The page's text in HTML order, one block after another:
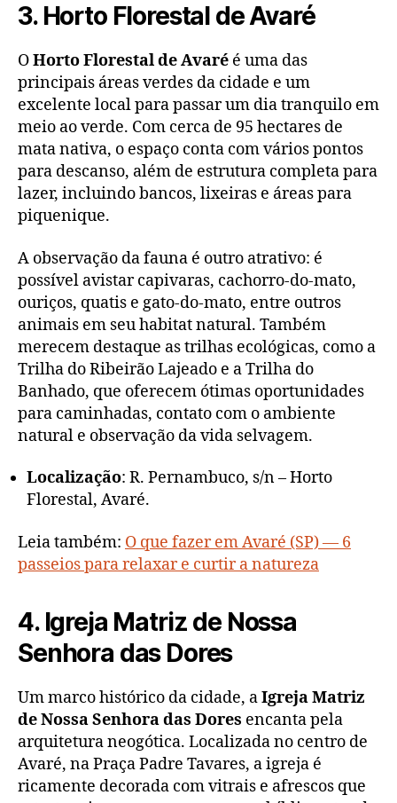
3. Horto Florestal de Avaré
OHorto Florestal de Avaré é uma das
principais áreas verdes da cidade e um
excelente local para passar um dia tranquilo em
meio ao verde. Com cerca de 95 hectares de
mata nativa, o espaço conta com vários pontos
para descanso, além de estrutura completa para
lazer, incluindo bancos, lixeiras e áreas para
piquenique.
A observação da fauna é outro atrativo: é
possível avistar capivaras, cachorro-do-mato,
ouriços, quatis e gato-do-mato, entre outros
animais em seu habitat natural. Também
merecem destaque as trilhas ecológicas, como a
Trilha do Ribeirão Lajeado e a Trilha do
Banhado, que oferecem ótimas oportunidades
para caminhadas, contato com o ambiente
natural e observação da vida selvagem.
Localização: R. Pernambuco, s/n – Horto
Florestal, Avaré.
Leia também: O que fazer em Avaré (SP) — 6
passeios para relaxar e curtir a natureza
4. Igreja Matriz de Nossa
Senhora das Dores
Um marco histórico da cidade, aIgreja Matriz
de Nossa Senhora das Dores encanta pela
arquitetura neogótica. Localizada no centro de
Avaré, na Praça Padre Tavares, a igreja é
ricamente decorada com vitrais e afrescos que